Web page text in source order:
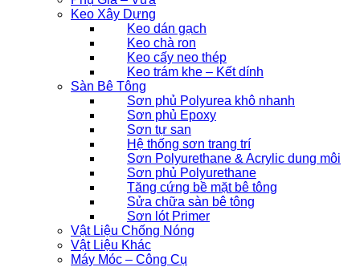
Keo Xây Dựng
Keo dán gạch
Keo chà ron
Keo cấy neo thép
Keo trám khe – Kết dính
Sàn Bê Tông
Sơn phủ Polyurea khô nhanh
Sơn phủ Epoxy
Sơn tự san
Hệ thống sơn trang trí
Sơn Polyurethane & Acrylic dung môi
Sơn phủ Polyurethane
Tăng cứng bề mặt bê tông
Sửa chữa sàn bê tông
Sơn lót Primer
Vật Liệu Chống Nóng
Vật Liệu Khác
Máy Móc – Công Cụ